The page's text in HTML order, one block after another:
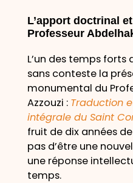
L’apport doctrinal
Professeur
L’un des temps
sans conteste la
monumental du
Azzouzi : Traduction
intégrale du Saint
fruit de dix années
pas d’être une
une réponse
temps.